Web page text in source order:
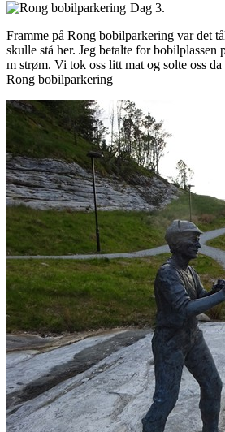
Dag 3.
Framme på Rong bobilparkering var det
skulle stå her. Jeg betalte for bobilplassen
m strøm. Vi tok oss litt mat og solte oss da
Rong bobilparkering